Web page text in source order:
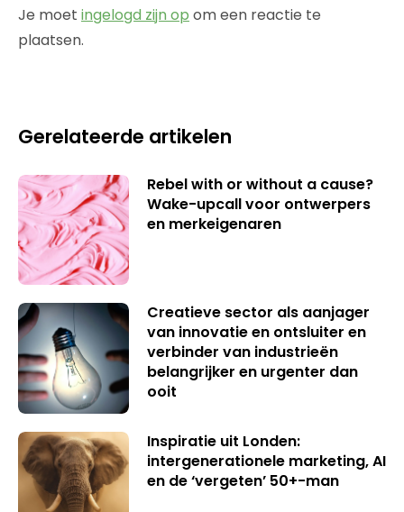
Je moet ingelogd zijn op om een reactie te
plaatsen.
Gerelateerde artikelen
Rebel with or without a cause?
Wake-upcall voor ontwerpers
en merkeigenaren
Creatieve sector als aanjager
van innovatie en ontsluiter en
verbinder van industrieën
belangrijker en urgenter dan
ooit
Inspiratie uit Londen:
intergenerationele marketing, AI
en de ‘vergeten’ 50+-man